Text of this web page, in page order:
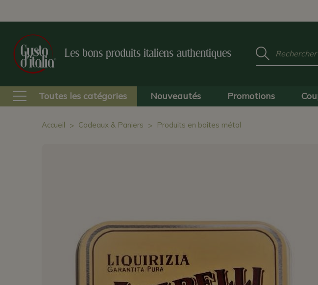
Les bons produits italiens authentiques
Mot
clé
Toutes les catégories Nouveautés Promotions
Accueil Cadeaux & Paniers Produits en boites métal